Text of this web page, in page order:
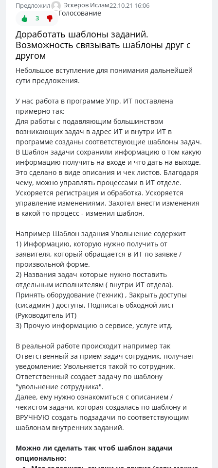
Предложил Эскеров Ислам22.10.21 16:06
3
Голосование
Доработать шаблоны заданий.
Возможность связывать шаблоны друг с
другом
Небольшое вступление для понимания дальнейшей
сути предложения.
У нас работа в программе Упр. ИТ поставлена
примерно так:
Для работы с подавляющим большинством
возникающих задач в адрес ИТ и внутри ИТ в
программе созданы соответствующие шаблоны задач.
В Шаблон задачи сохранили информацию о том какую
информацию получить на входе и что дать на выходе.
Это сделано в виде описания и чек листов. Благодаря
чему, можно управлять процессами в ИТ отделе.
Ускоряется регистрация и обработка. Ускоряется
управление изменениями. Захотел внести изменения
в какой то процесс - изменил шаблон.
Например Шаблон задания Увольнение содержит
1) Информацию, которую нужно получить от
заявителя, который обращается в ИТ по заявке /
произвольной форме.
2) Названия задач которые нужно поставить
отдельным исполнителям ( внутри ИТ отдела).
Принять оборудование (техник) , Закрыть доступы
(сисадмин ) доступы, Подписать обходной лист
(Руководитель ИТ)
3) Прочую информацию о сервисе, услуге итд.
В реальной работе происходит например так
Ответственный за прием задач сотрудник, получает
уведомление: Увольняется такой то сотрудник.
Ответственный создает задачу по шаблону
"увольнение сотрудника".
Далее, ему нужно ознакомиться с описанием /
чекистом задачи, которая создалась по шаблону и
ВРУЧНУЮ создать подзадачи по соответствующим
шаблонам внутренних заданий.
Можно ли сделать так чтоб шаблон задачи
опционально: